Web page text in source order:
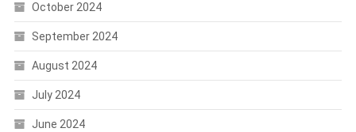
October 2024
September 2024
August 2024
July 2024
June 2024